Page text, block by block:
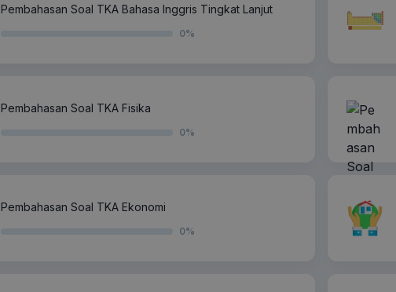
Pembahasan Soal TKA Bahasa Inggris Tingkat Lanjut
0%
Pembahasan Soal TKA Fisika
0%
Pembahasan Soal TKA Ekonomi
0%